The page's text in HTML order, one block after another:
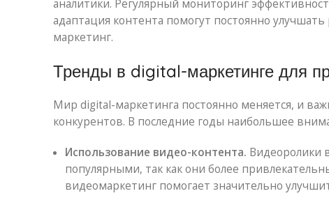
аналитики. Регулярный мониторинг
адаптация контента помогут постоянно
маркетинг.
Тренды в digital-маркетинге для
Мир digital-маркетинга постоянно меняется, и
конкурентов. В последние годы наибольшее
Использование видео-контента. Видеоролики
популярными, так как они более
видеомаркетинг помогает значительно